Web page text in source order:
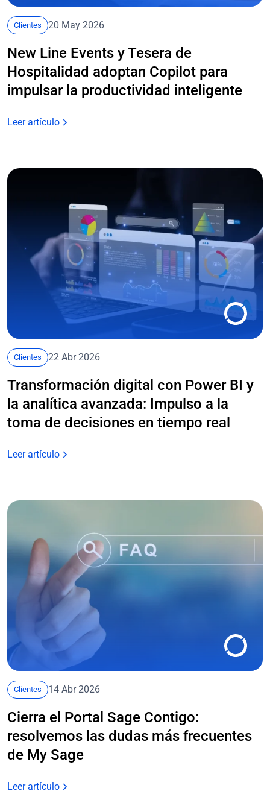
Clientes 20 May 2026
New Line Events y Tesera de
Hospitalidad adoptan Copilot para
impulsar la productividad inteligente
Leer artículo
Clientes 22 Abr 2026
Transformación digital con Power BI y
la analítica avanzada: Impulso a la
toma de decisiones en tiempo real
Leer artículo
Clientes 14 Abr 2026
Cierra el Portal Sage Contigo:
resolvemos las dudas más frecuentes
de My Sage
Leer artículo